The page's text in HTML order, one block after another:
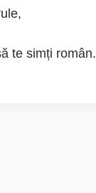
te simți român.